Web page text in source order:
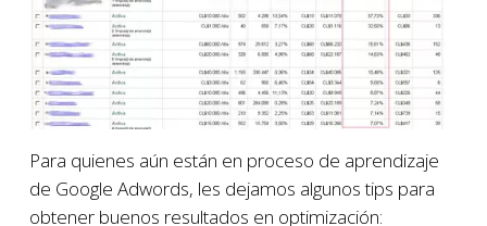
Para quienes aún están en proceso de aprendizaje
de Google Adwords, les dejamos algunos tips para
obtener buenos resultados en optimización: